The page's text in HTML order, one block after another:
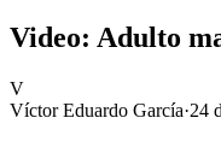
Video: Adulto
V
Víctor Eduardo García·24